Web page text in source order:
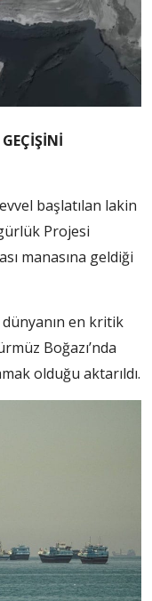
başlatılan lakin
Projesi
manasına geldiği
en kritik
Boğazı’nda
olduğu aktarıldı.